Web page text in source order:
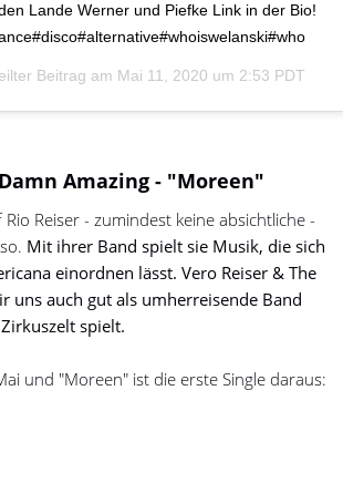
Lande Werner und Piefke Link in der Bio!
Beitrag am Mai 11, 2020 um 2:53 PDT
Amazing - "Moreen"
Reiser - zumindest keine absichtliche -
Mit ihrer Band spielt sie Musik, die sich
einordnen lässt. Vero Reiser & The
uns auch gut als umherreisende Band
spielt.
und "Moreen" ist die erste Single daraus: